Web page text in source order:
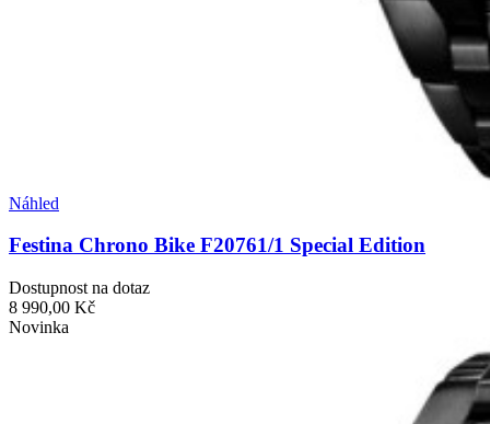
Náhled
Festina Chrono Bike F20761/1 Special Edition
Dostupnost na dotaz
8 990,00 Kč
Novinka